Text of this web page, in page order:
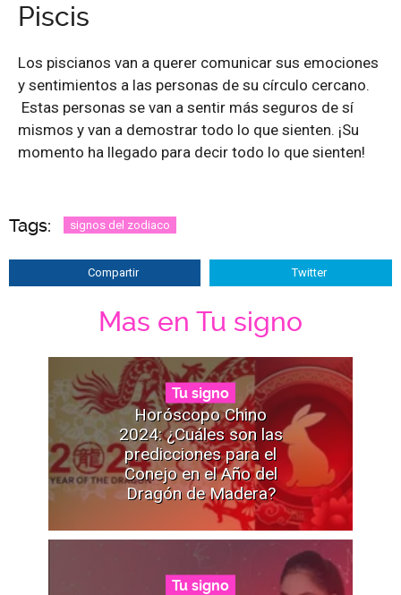
Piscis
Los piscianos van a querer comunicar sus emociones
y sentimientos a las personas de su círculo cercano.
Estas personas se van a sentir más seguros de sí
mismos y van a demostrar todo lo que sienten. ¡Su
momento ha llegado para decir todo lo que sienten!
Tags: signos del zodiaco
Compartir Twitter
Mas en Tu signo
Tu signo
Horóscopo Chino
2024: ¿Cuáles son las
predicciones para el
Conejo en el Año del
Dragón de Madera?
Tu signo